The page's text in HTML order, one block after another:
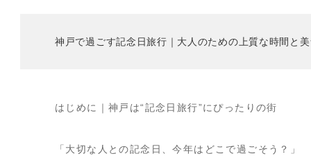
神戸で過ごす記念日旅行｜大人のための上質な時間と
はじめに｜神戸は“記念日旅行”にぴったりの街
「大切な人との記念日、今年はどこで過ごそう？」